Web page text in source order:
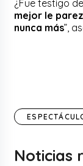
¿Fue testigo
mejor le
nunca más”,
Noticias